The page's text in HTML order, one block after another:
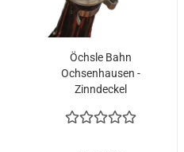
Öchsle Bahn
Ochsenhausen -
Zinndeckel